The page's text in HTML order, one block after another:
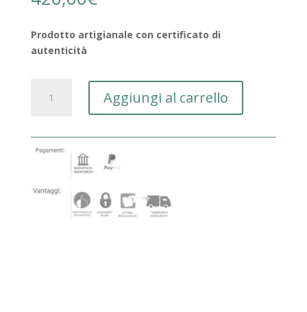
Prodotto artigianale con certificato di
autenticità
quantità
Aggiungi al carrello